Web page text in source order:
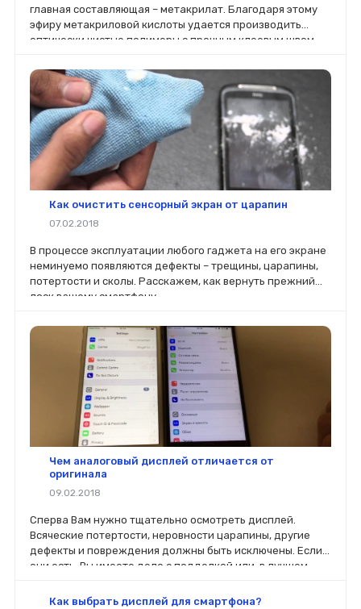
главная составляющая – метакрилат. Благодаря этому
эфиру метакриловой кислоты удается производить
оптически чистые полимеры с прочным клеевым швом,
Как очистить сенсорный экран от царапин
07.02.2018
В процессе эксплуатации любого гаджета на его экране
неминуемо появляются дефекты – трещины, царапины,
потертости и сколы. Расскажем, как вернуть прежний
лоск вашему смартфону.
Чем аналоговый дисплей отличается от
оригинала
09.02.2018
Сперва Вам нужно тщательно осмотреть дисплей.
Всяческие потертости, неровности царапины, другие
дефекты и повреждения должны быть исключены. Если
они есть, Вы имеете дело с подделкой или, в лучшем
Как выбрать дисплей для смартфона?